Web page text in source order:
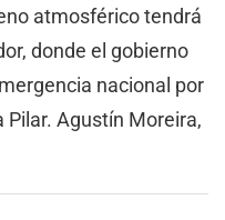
atmosférico tendrá
donde el gobierno
nacional por
Pilar. Agustín Moreira,